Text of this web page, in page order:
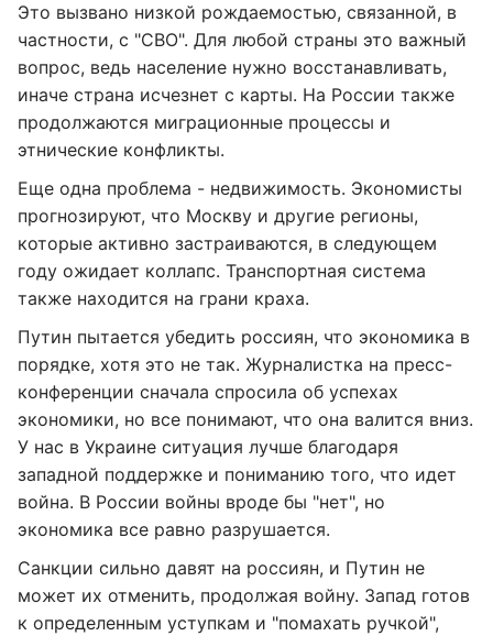
Это вызвано низкой рождаемостью, связанной, в
частности, с "СВО". Для любой страны это важный
вопрос, ведь население нужно восстанавливать,
иначе страна исчезнет с карты. На России также
продолжаются миграционные процессы и
этнические конфликты.
Еще одна проблема - недвижимость. Экономисты
прогнозируют, что Москву и другие регионы,
которые активно застраиваются, в следующем
году ожидает коллапс. Транспортная система
также находится на грани краха.
Путин пытается убедить россиян, что экономика в
порядке, хотя это не так. Журналистка на пресс-
конференции сначала спросила об успехах
экономики, но все понимают, что она валится вниз.
У нас в Украине ситуация лучше благодаря
западной поддержке и пониманию того, что идет
война. В России войны вроде бы "нет", но
экономика все равно разрушается.
Санкции сильно давят на россиян, и Путин не
может их отменить, продолжая войну. Запад готов
к определенным уступкам и "помахать ручкой",